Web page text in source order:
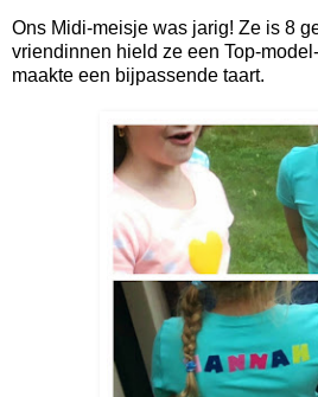
Ons Midi-meisje was jarig! Ze is 8
vriendinnen hield ze een Top-
maakte een bijpassende taart.